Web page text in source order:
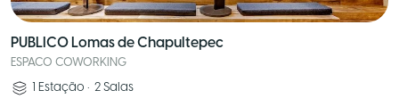
PUBLICO Lomas de Chapultepec
ESPACO COWORKING
1 Estação • 2 Salas